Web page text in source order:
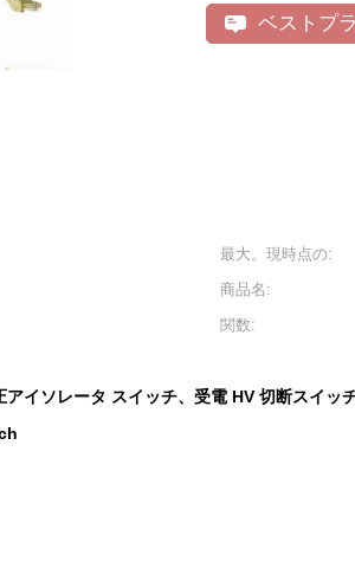
ベストプ
最大。現時点の:
商品名:
関数:
イソレータ スイッチ、受電 HV 切断スイッ